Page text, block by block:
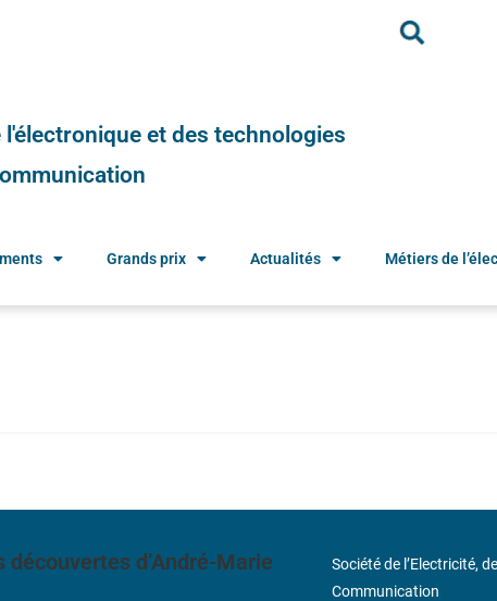
et des technologies
Grands prix Actualités Métiers de
découvertes d’André-Marie
Société de l’Electricité,
Communication